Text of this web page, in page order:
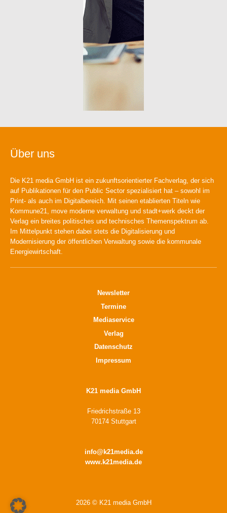
Über uns
Die K21 media GmbH ist ein zukunftsorientierter Fachverlag, der sich
auf Publikationen für den Public Sector spezialisiert hat – sowohl im
Print- als auch im Digitalbereich. Mit seinen etablierten Titeln wie
Kommune21, move moderne verwaltung und stadt+werk deckt der
Verlag ein breites politisches und technisches Themenspektrum ab.
Im Mittelpunkt stehen dabei stets die Digitalisierung und
Modernisierung der öffentlichen Verwaltung sowie die kommunale
Energiewirtschaft.
Newsletter
Termine
Mediaservice
Verlag
Datenschutz
Impressum
K21 media GmbH
Friedrichstraße 13
70174 Stuttgart
info@k21media.de
www.k21media.de
2026 © K21 media GmbH